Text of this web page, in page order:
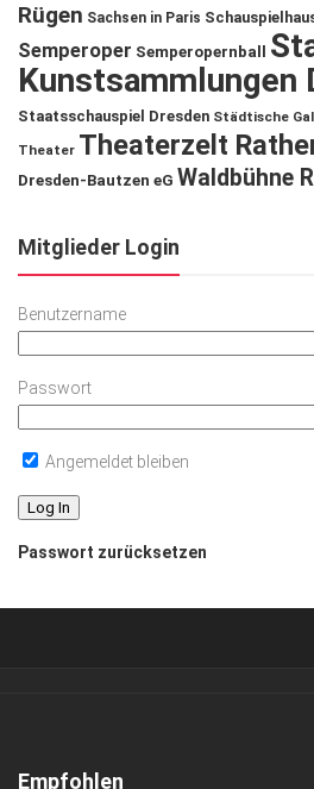
Rügen Sachsen in Paris
Semperoper Semperopernball
Kunstsammlungen
Staatsschauspiel Dresden Städtische
Theater Theaterzelt
Dresden-Bautzen eG Waldbühne
Mitglieder Login
Benutzername
Passwort
Angemeldet bleiben
Passwort zurücksetzen
Kontakt, Impressum
Empfohlen